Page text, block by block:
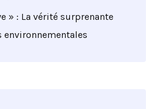
» : La vérité surprenante
environnementales